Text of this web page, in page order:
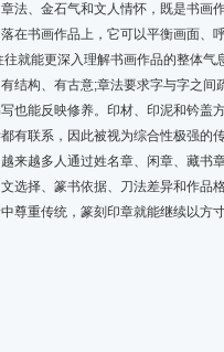
、金石气和文人情怀，既是书画
在书画作品上，它可以平衡画面、
就能更深入理解书画作品的整体气
构、有古意;章法要求字与字之间
能反映修养。印材、印泥和钤盖
有联系，因此被视为综合性极强的传
越多人通过姓名章、闲章、藏书
选择、篆书依据、刀法差异和作品
重传统，篆刻印章就能继续以方